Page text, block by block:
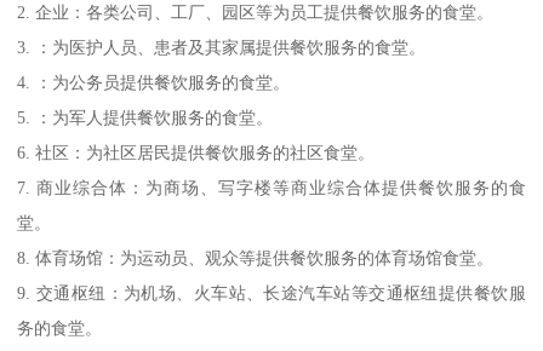
2. 企业：各类公司、工厂、园区等为员工提供餐饮服务的食堂。
3. ：为医护人员、患者及其家属提供餐饮服务的食堂。
4. ：为公务员提供餐饮服务的食堂。
5. ：为军人提供餐饮服务的食堂。
6. 社区：为社区居民提供餐饮服务的社区食堂。
7. 商业综合体：为商场、写字楼等商业综合体提供餐饮服务的食
堂。
8. 体育场馆：为运动员、观众等提供餐饮服务的体育场馆食堂。
9. 交通枢纽：为机场、火车站、长途汽车站等交通枢纽提供餐饮服
务的食堂。